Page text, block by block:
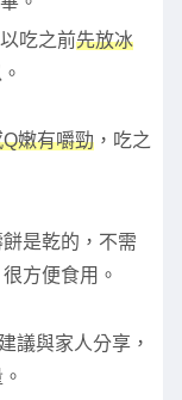
吃之前先放冰
嫩有嚼勁 ，吃之
是乾的，不需
方便食用。
議與家人分享，